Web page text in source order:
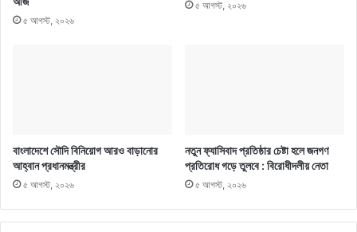
৫ আগস্ট, ২০২৬
৫ আগস্ট, ২০২৬
বাংলাদেশে সৌদি বিনিয়োগ আরও বাড়ানোর
আহ্বান প্রধানমন্ত্রীর
৫ আগস্ট, ২০২৬
নতুন ফ্যাসিবাদ প্রতিষ্ঠার চেষ্টা হলে জনগণ
প্রতিরোধ গড়ে তুলবে : বিরোধীদলীয় নেতা
৫ আগস্ট, ২০২৬